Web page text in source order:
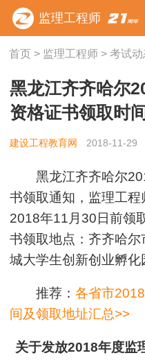
监理工程师
首页> 监理工程师> 考试动
黑龙江齐齐哈尔
资格证书领取时
建设工程教育网 2018-11-29
黑龙江齐齐哈尔
书领取通知，监理工程
2018年11月30日前领
书领取地点：齐齐哈
城大学生创新创业孵化
推荐：各省市
间及领取地址汇总>>
关于发放2018年度监